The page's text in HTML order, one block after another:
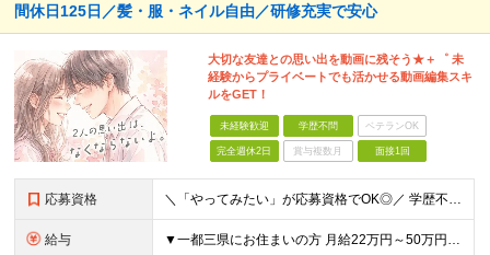
間休日125日／髪・服・ネイル自由／研修充実で安心
大切な友達との思い出を動画に残そう★＋゜ 未
経験からプライベートでも活かせる動画編集スキ
ルをGET！
未経験歓迎 学歴不問 ベテランOK
完全週休2日 賞与複数月 面接1回
応募資格 ＼「やってみたい」が応募資格でOK◎／ 学歴不問／未経験歓迎／業種未経験歓迎／社会人デビュー歓迎／第二新卒歓迎／ブランクOK 経験やスキルは一切不問。 大切なのは「挑戦してみたい」という気持ちです
給与 ▼一都三県にお住まいの方 月給22万円～50万円＋インセンティブ＋賞与＋各種手当 ▼上記以外の地域にお住まいの方 月給21万円～50万円＋インセンティブ＋賞与＋各種手当 ※経験・能力を考慮して決定